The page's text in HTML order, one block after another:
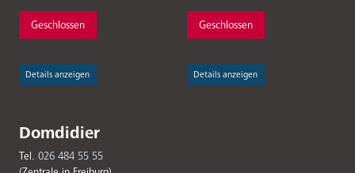
Geschlossen
Details anzeigen
Geschlossen
Details anzeigen
Domdidier
Tel. 026 484 55 55